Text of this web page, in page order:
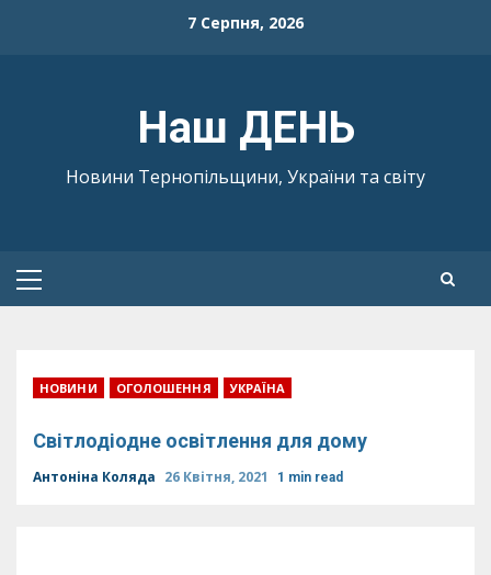
7 Серпня, 2026
Наш ДЕНЬ
Новини Тернопільщини, України та світу
Primary
НОВИНИ ОГОЛОШЕННЯ УКРАЇНА
Світлодіодне освітлення для дому
Антоніна Коляда 26 Квітня, 2021 1 min read